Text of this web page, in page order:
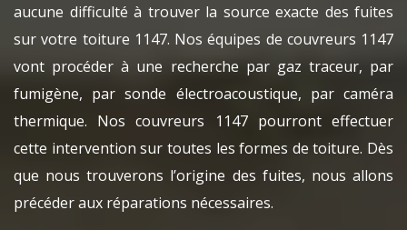
aucune difficulté à trouver la source exacte des fuites
sur votre toiture 1147. Nos équipes de couvreurs 1147
vont procéder à une recherche par gaz traceur, par
fumigène, par sonde électroacoustique, par caméra
thermique. Nos couvreurs 1147 pourront effectuer
cette intervention sur toutes les formes de toiture. Dès
que nous trouverons l’origine des fuites, nous allons
précéder aux réparations nécessaires.